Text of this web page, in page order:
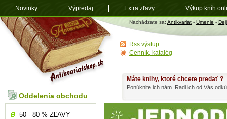
Antikvariát
shop.sk
Nachádzate sa: Antikvariát - Umenie -
Máte knihy, ktoré chcete predať ?
Ponúknite ich nám. Radi ich od Vás
Oddelenia obchodu
50 - 80 % ZĽAVY
Rss výstup
Cenník, katalóg
Novinky Výpredaj Extra zľavy Výkup kníh